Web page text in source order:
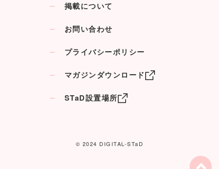
掲載について
お問い合わせ
プライバシーポリシー
マガジンダウンロード
STaD設置場所
© 2024 DIGITAL-STaD